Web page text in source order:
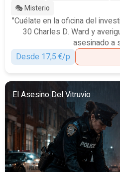
🎭 Misterio
"Cuélate en la oficina del
30 Charles D. Ward y
asesinado a
Desde 17,5 €/p
El Asesino Del Vitruvio